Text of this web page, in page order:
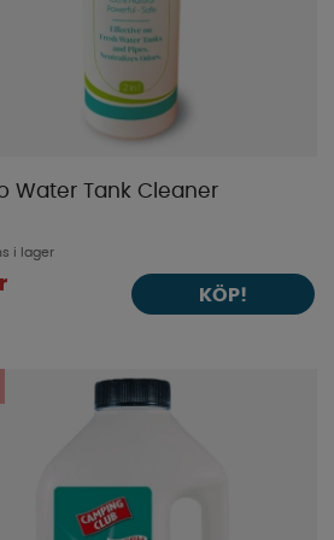
Water Tank Cleaner
i lager
KÖP!